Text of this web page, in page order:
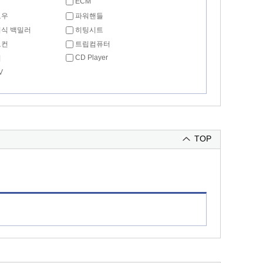
파워핸들
백밀러
히팅시트
트립컴퓨터
CD Player
TOP